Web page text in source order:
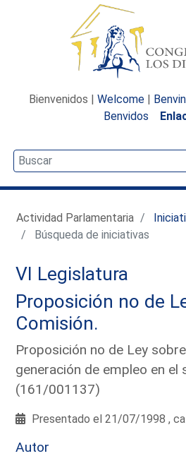
Bienvenidos | Welcome |
Benvidos
Actividad Parlamentaria
Búsqueda de iniciativas
VI Legislatura
Proposición no de
Comisión.
Proposición no de Ley
generación de empleo en el
(161/001137)
Presentado el 21/07/1998 ,
Autor